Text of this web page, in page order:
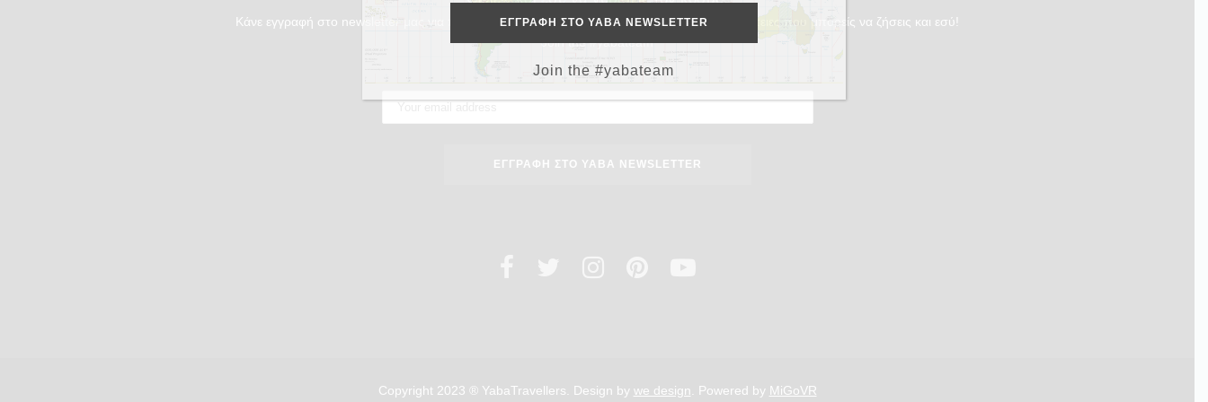
Κάνε εγγραφή στο newsletter μας για περισσότερα ταξιδιωτικά tips, προορισμούς και περιπέτειες που μπορείς να ζήσεις και εσύ!
Join the #yabateam
Copyright 2023 ® YabaTravellers. Design by we design . Powered by MiGoVR
Join the #yabateam